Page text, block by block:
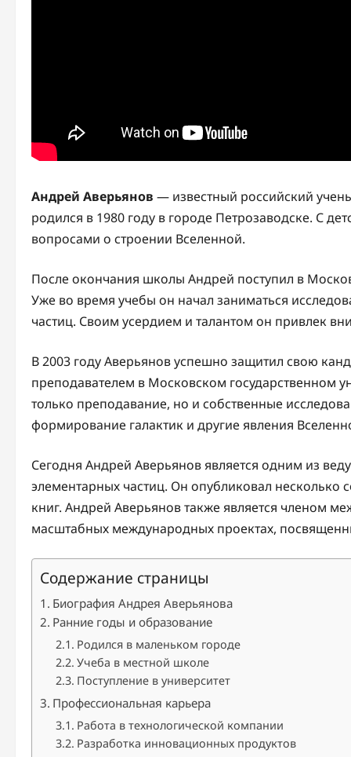
Андрей Аверьянов — известный российский
родился в 1980 году в городе Петрозаводске. С
вопросами о строении Вселенной.
После окончания школы Андрей поступил в
Уже во время учебы он начал заниматься
частиц. Своим усердием и талантом он привлек
В 2003 году Аверьянов успешно защитил свою
преподавателем в Московском государственном
только преподавание, но и собственные
формирование галактик и другие явления
Сегодня Андрей Аверьянов является одним из
элементарных частиц. Он опубликовал несколько
книг. Андрей Аверьянов также является членом
масштабных международных проектах,
Содержание страницы
Биография Андрея Аверьянова
Ранние годы и образование
Родился в маленьком городе
Учеба в местной школе
Поступление в университет
Профессиональная карьера
Работа в технологической компании
Разработка инновационных продуктов